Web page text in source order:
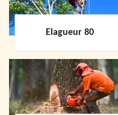
Elagueur 80